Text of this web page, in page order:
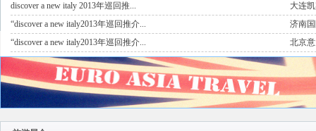
discover a new italy 2013年巡回推...
大连
“discover a new italy2013年巡回推介...
济南
“discover a new italy2013年巡回推介...
北京